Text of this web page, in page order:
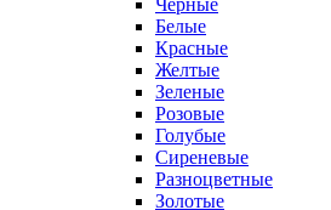
Черные
Белые
Красные
Желтые
Зеленые
Розовые
Голубые
Сиреневые
Разноцветные
Золотые